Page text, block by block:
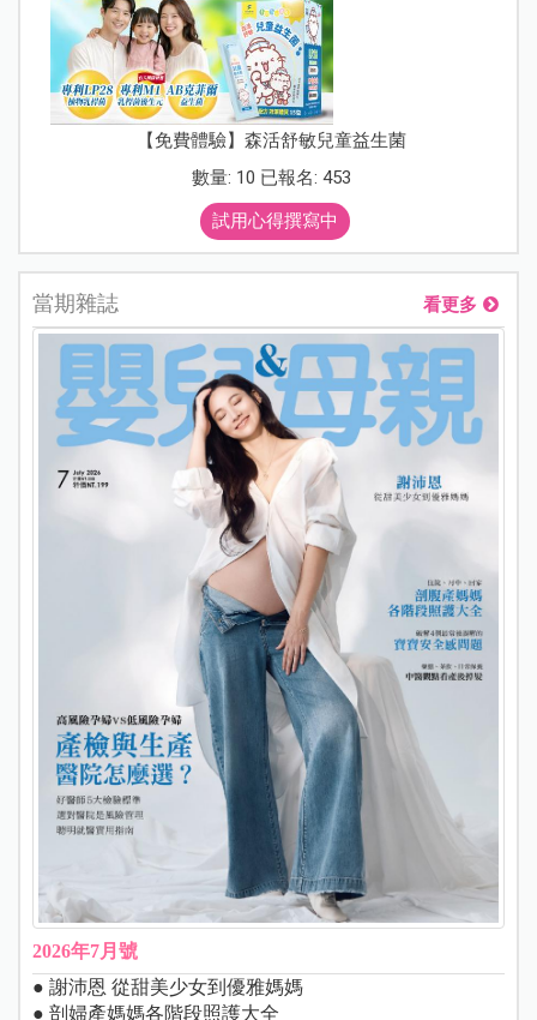
【免費體驗】森活舒敏兒童益生菌
數量: 10 已報名: 453
試用心得撰寫中
當期雜誌 看更多
2026年7月號
● 謝沛恩 從甜美少女到優雅媽媽
● 剖婦產媽媽各階段照護大全